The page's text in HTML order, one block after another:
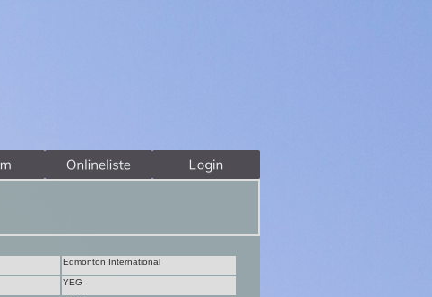
Edmonton International
YEG